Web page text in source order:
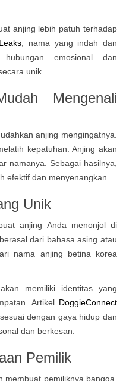
anjing lebih patuh terhadap
, nama yang indah dan
emosional dan
unik.
Mengenali
anjing mengingatnya.
kepatuhan. Anjing akan
namanya. Sebagai hasilnya,
efektif dan menyenangkan.
Unik
anjing Anda menonjol di
dari bahasa asing atau
nama anjing betina korea
memiliki identitas yang
Artikel DoggieConnect
dengan gaya hidup dan
dan berkesan.
Pemilik
membuat pemiliknya bangga.